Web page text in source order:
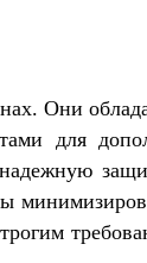
Они
для